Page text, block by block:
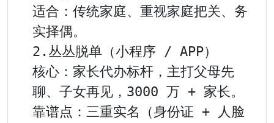
适合：传统家庭、重视家庭把关、务
实择偶。
2.丛丛脱单（小程序 / APP）
核心：家长代办标杆，主打父母先
聊、子女再见，3000 万 + 家长。
靠谱点：三重实名（身份证 + 人脸